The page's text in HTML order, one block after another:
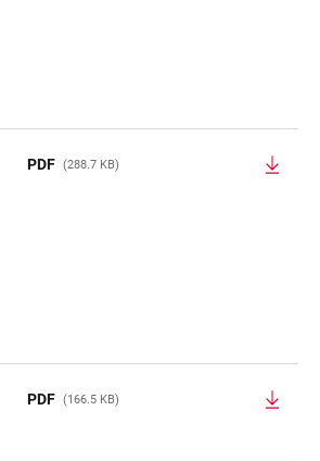
PDF (288.7 KB)
PDF (166.5 KB)